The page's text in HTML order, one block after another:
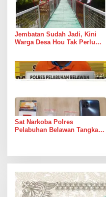
Jembatan Sudah Jadi, Kini
Warga Desa Hou Tak Perlu
Sat Narkoba Polres
Pelabuhan Belawan Tangkap